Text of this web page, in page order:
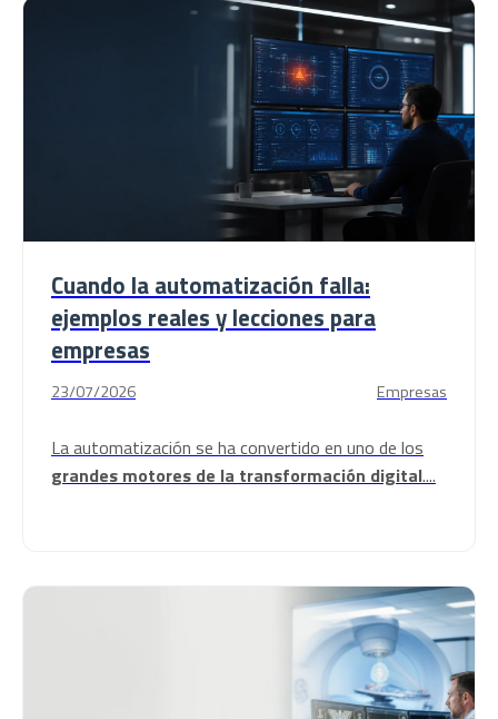
Cuando la automatización falla:
ejemplos reales y lecciones para
empresas
23/07/2026 Empresas
Laautomatización se ha convertido en uno de los
grandes motores de la transformación digital....